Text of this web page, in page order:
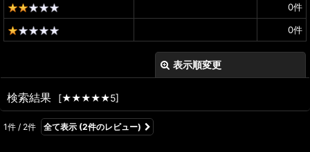
0件
0件
表示順変更
レビュー検索:
検索結果 [★★★★★5]
1件 / 2件 全て表示 (2件のレビュー)